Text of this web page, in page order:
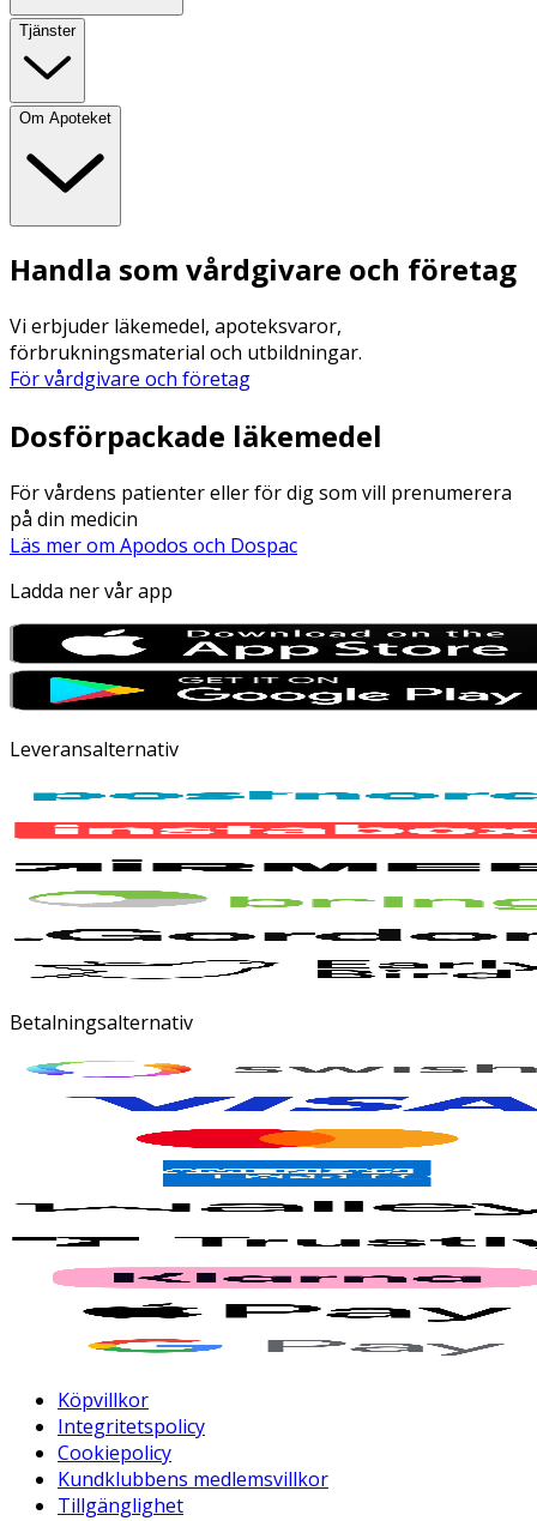
Tjänster
Om Apoteket
Handla som vårdgivare och företag
Vi erbjuder läkemedel, apoteksvaror,
förbrukningsmaterial och utbildningar.
För vårdgivare och företag
Dosförpackade läkemedel
För vårdens patienter eller för dig som vill prenumerera
på din medicin
Läs mer om Apodos och Dospac
Ladda ner vår app
Leveransalternativ
Betalningsalternativ
Köpvillkor
Integritetspolicy
Cookiepolicy
Kundklubbens medlemsvillkor
Tillgänglighet